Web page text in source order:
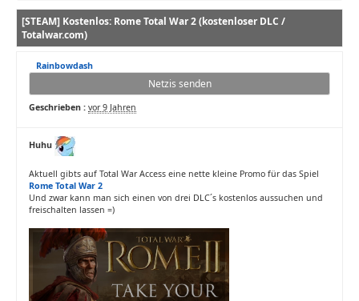
[STEAM] Kostenlos: Rome Total War 2 (kostenloser DLC /
Totalwar.com)
Rainbowdash
Netzis senden
Geschrieben : vor 9 Jahren
Huhu
Aktuell gibts auf Total War Access eine nette kleine Promo für das Spiel
Rome Total War 2
Und zwar kann man sich einen von drei DLC´s kostenlos aussuchen und
freischalten lassen =)